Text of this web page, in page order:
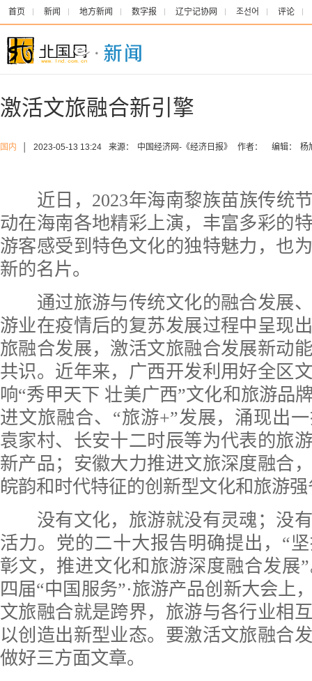
首页 新闻 地方新闻 数字报 辽宁记协网 조선어 评论
激活文旅融合新引擎
国内 2023-05-13 13:24 来源： 中国经济网-《经济日报》 作者： 编辑： 杨
近日，2023年海南黎族苗族传统节
动在海南各地精彩上演，丰富多彩的
游客感受到特色文化的独特魅力，也
新的名片。
通过旅游与传统文化的融合发展、
游业在疫情后的复苏发展过程中呈现
旅融合发展，激活文旅融合发展新动
共识。近年来，广西开发利用好全区
响“秀甲天下 壮美广西”文化和旅游品
进文旅融合、“旅游+”发展，涌现出
袁家村、长安十二时辰等为代表的旅
新产品；安徽大力推进文旅深度融合
皖韵和时代特征的创新型文化和旅游
没有文化，旅游就没有灵魂；没有
活力。党的二十大报告明确提出，“
彰文，推进文化和旅游深度融合发展
四届“中国服务”·旅游产品创新大会上
文旅融合就是跨界，旅游与各行业相
以创造出新型业态。要激活文旅融合
做好三方面文章。